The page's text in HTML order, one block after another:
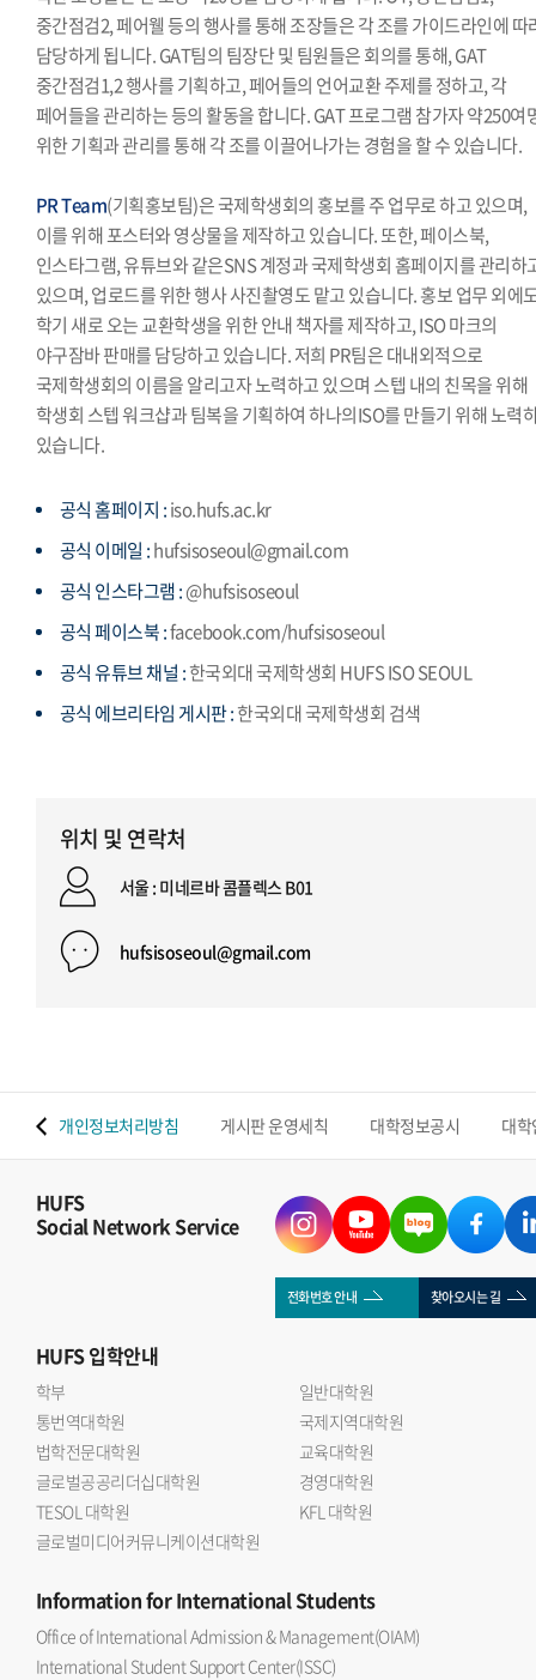
중간점검2, 페어웰 등의 행사를 통해 조장들은 각 조를 가이드라인에 따
담당하게 됩니다. GAT팀의 팀장단 및 팀원들은 회의를 통해, GAT
중간점검1,2 행사를 기획하고, 페어들의 언어교환 주제를 정하고, 각
페어들을 관리하는 등의 활동을 합니다. GAT 프로그램 참가자 약250여
위한 기획과 관리를 통해 각 조를 이끌어나가는 경험을 할 수 있습니다.
PR Team(기획홍보팀)은 국제학생회의 홍보를 주 업무로 하고 있으며,
이를 위해 포스터와 영상물을 제작하고 있습니다. 또한, 페이스북,
인스타그램, 유튜브와 같은SNS 계정과 국제학생회 홈페이지를 관리하
있으며, 업로드를 위한 행사 사진촬영도 맡고 있습니다. 홍보 업무 외에
학기 새로 오는 교환학생을 위한 안내 책자를 제작하고, ISO 마크의
야구잠바 판매를 담당하고 있습니다. 저희 PR팀은 대내외적으로
국제학생회의 이름을 알리고자 노력하고 있으며 스텝 내의 친목을 위해
학생회 스텝 워크샵과 팀복을 기획하여 하나의ISO를 만들기 위해 노력
있습니다.
공식 홈페이지 :iso.hufs.ac.kr
공식 이메일 :hufsisoseoul@gmail.com
공식 인스타그램 :@hufsisoseoul
공식 페이스북 :facebook.com/hufsisoseoul
공식 유튜브 채널 :한국외대 국제학생회 HUFS ISO SEOUL
공식 에브리타임 게시판 :한국외대 국제학생회 검색
위치 및 연락처
서울 : 미네르바 콤플렉스 B01
hufsisoseoul@gmail.com
개인정보처리방침 게시판 운영세칙 대학정보공시 대
HUFS
Social Network Service
전화번호 안내 찾아오시는 길
HUFS입학안내
학부
일반대학원
통번역대학원
국제지역대학원
법학전문대학원
교육대학원
글로벌공공리더십대학원
경영대학원
TESOL 대학원
KFL 대학원
글로벌미디어커뮤니케이션대학원
Informationfor International Students
Office of International Admission & Management(OIAM)
International Student Support Center(ISSC)